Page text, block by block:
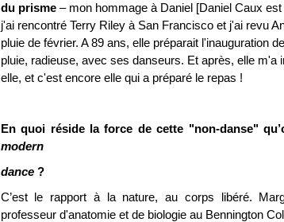
du prisme– mon hommage à Daniel [Daniel Caux est
j'ai rencontré Terry Riley à San Francisco et j'ai revu
pluie de février. A 89 ans, elle préparait l'inauguration
pluie, radieuse, avec ses danseurs. Et après, elle m'a
elle, et c'est encore elle qui a préparé le repas !
En quoi réside la force de cette "non-danse"
modern
dance ?
C’est le rapport à la nature, au corps libéré.
professeur d'anatomie et de biologie au Bennington